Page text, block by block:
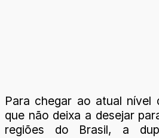
Para chegar ao atual nível
que não deixa a desejar
regiões do Brasil, a